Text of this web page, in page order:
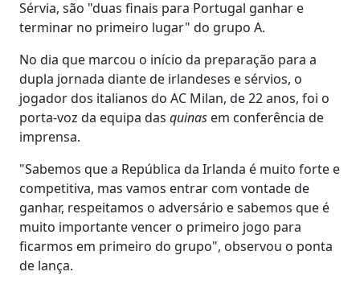
Sérvia, são "duas finais para Portugal ganhar e
terminar no primeiro lugar" do grupo A.
No dia que marcou o início da preparação para a
dupla jornada diante de irlandeses e sérvios, o
jogador dos italianos do AC Milan, de 22 anos, foi o
porta-voz da equipa das quinas em conferência de
imprensa.
"Sabemos que a República da Irlanda é muito forte e
competitiva, mas vamos entrar com vontade de
ganhar, respeitamos o adversário e sabemos que é
muito importante vencer o primeiro jogo para
ficarmos em primeiro do grupo", observou o ponta
de lança.